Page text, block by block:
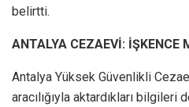
belirtti.
ANTALYA CEZAEVİ: İŞKENCE
Antalya Yüksek Güvenlikli
aracılığıyla aktardıkları bilgileri